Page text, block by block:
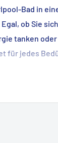
Bad in
Egal, ob Sie
tanken
für jedes